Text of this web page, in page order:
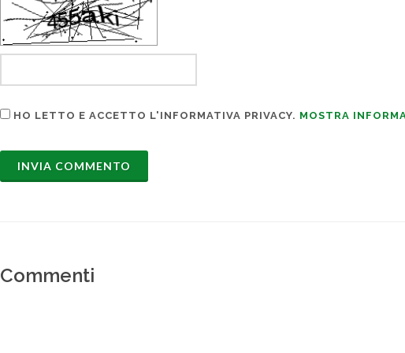
HO LETTO E ACCETTO L'INFORMATIVA PRIVACY. MOSTRA
Commenti